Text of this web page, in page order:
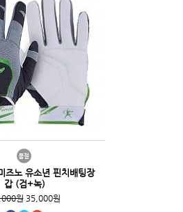
노 유소년 핀치배팅장
갑 (검+녹)
원35,000원